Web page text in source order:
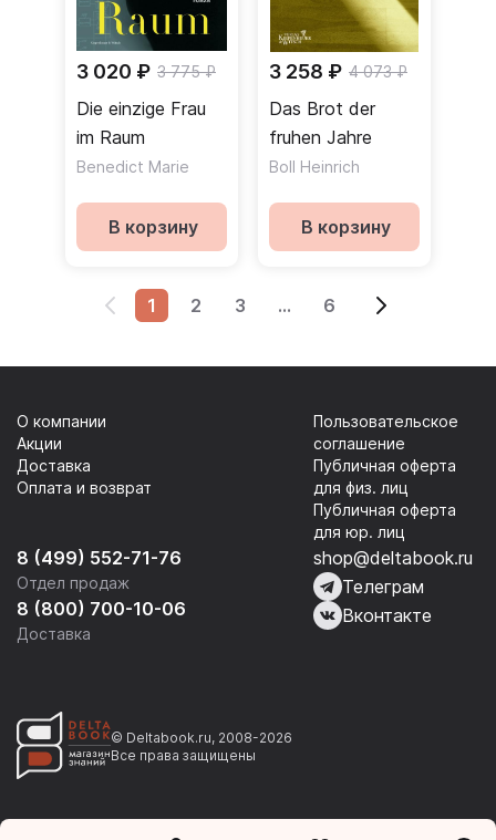
3 020 ₽ 3 775 ₽
Die einzige Frau
im Raum
Benedict Marie
В корзину
3 258 ₽ 4 073 ₽
Das Brot der
fruhen Jahre
Boll Heinrich
В корзину
1 2 3 ... 6
8 (499) 552-71-76
Отдел продаж
8 (800) 700-10-06
Доставка
О компании
Акции
Доставка
Оплата и возврат
Пользовательское
соглашение
Публичная оферта
для физ. лиц
Публичная оферта
для юр. лиц
shop@deltabook.ru
Телеграм
Вконтакте
© Deltabook.ru, 2008-2026
Все права защищены